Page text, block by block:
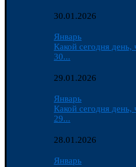
30.01.2026
Январь
Какой сегодня
30...
29.01.2026
Январь
Какой сегодня
29...
28.01.2026
Январь